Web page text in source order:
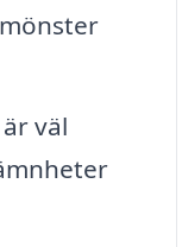
väl